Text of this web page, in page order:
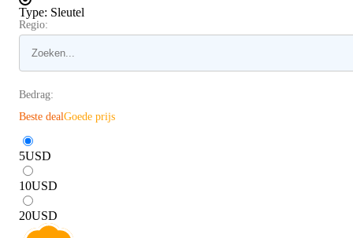
Type: Sleutel
Regio:
Bedrag:
Beste dealGoede prijs
5USD
10USD
20USD